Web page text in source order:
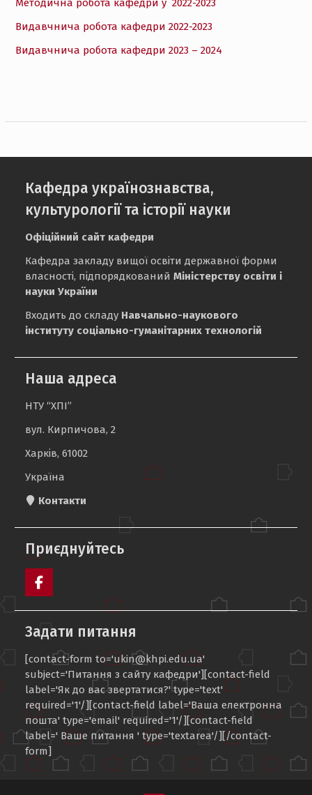
Методична робота кафедри у 2022-2023
Видавчнича робота кафедри 2022-2023
Видавчнича робота кафедри 2023 – 2024
Кафедра українознавства,
культурології та історії науки
Офіційний сайт кафедри
Кафедра закладу вищої освіти державної форми
власності, підпорядкованийМіністерству освіти і
науки України
Входить до складу Навчально-наукового
інституту соціально-гуманітарних технологій
Наша адреса
НТУ “ХПІ”
вул. Кирпичова, 2
Харків, 61002
Україна
Контакти
Приєднуйтесь
УКІН
Facebook
Задати питання
[contact-form to='ukin@khpi.edu.ua'
subject='Питання з сайту кафедри'][contact-field
label='Як до вас звертатися?' type='text'
required='1'/][contact-field label='Ваша електронна
пошта' type='email' required='1'/][contact-field
label=' Ваше питання ' type='textarea'/][/contact-
form]